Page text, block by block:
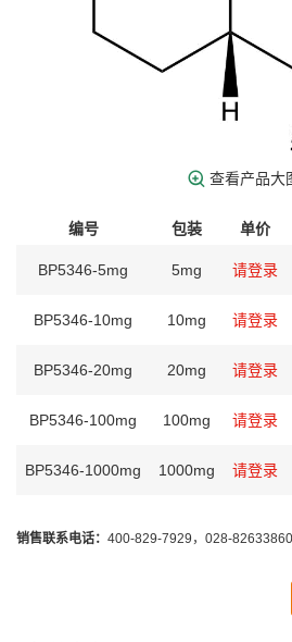
查看产品大
编号 包装 单价
BP5346-5mg 5mg 请登录
BP5346-10mg 10mg 请登录
BP5346-20mg 20mg 请登录
BP5346-100mg 100mg 请登录
BP5346-1000mg 1000mg 请登录
销售联系电话： 400-829-7929，028-